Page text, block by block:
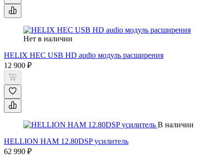
Нет в наличии
HELIX HEC USB HD audio модуль расширения
12 900 ₽
В наличии
HELLION HAM 12.80DSP усилитель
62 990 ₽